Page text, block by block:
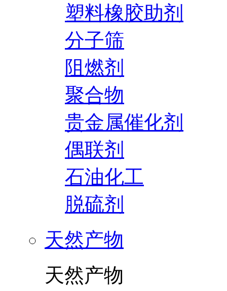
塑料橡胶助剂
分子筛
阻燃剂
聚合物
贵金属催化剂
偶联剂
石油化工
脱硫剂
天然产物
天然产物